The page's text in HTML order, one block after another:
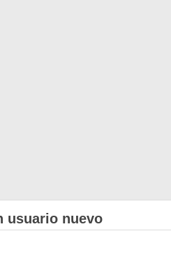
usuario nuevo